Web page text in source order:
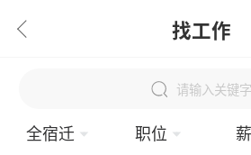
找工作
请输入关键字
全宿迁 职位